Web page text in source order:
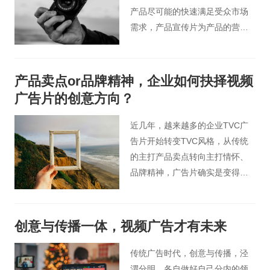
产品尽可能的快速满足受众市场
需求，产品宣传片为产品的营销
呢，就和桃花谷的小编一起学习
一下吧！
产品卖点or品牌精神，企业如何抉择视频
广告片的创意方向？
近几年，越来越多的企业TVC广
告片开始转变TVC风格，从传统
的主打产品卖点转向主打情怀、
品牌精神，广告片确实是变得更
大行其道。观众是觉得“好看”了，
但品牌的营销效果真的达到了
吗？
创意与传播一体，视频广告才有未来
传统广告时代，创意与传播，泾